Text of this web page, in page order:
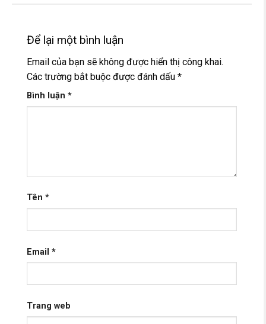
Để lại một bình luận
Email của bạn sẽ không được hiển thị công khai.
Các trường bắt buộc được đánh dấu *
Bình luận *
Tên *
Email *
Trang web